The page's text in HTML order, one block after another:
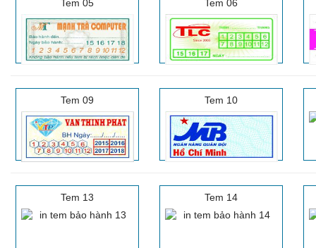
Tem 05 Tem 06
Tem 09 Tem 10
Tem 13 Tem 14